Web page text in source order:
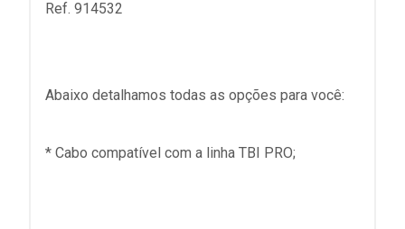
Ref. 914532
Abaixo detalhamos todas as opções para você:
* Cabo compatível com a linha TBI PRO;